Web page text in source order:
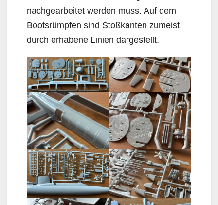
nachgearbeitet werden muss. Auf dem
Bootsrümpfen sind Stoßkanten zumeist
durch erhabene Linien dargestellt.